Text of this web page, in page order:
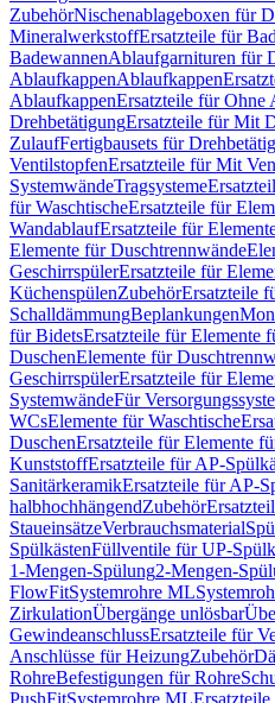
ZubehörNischenablageboxen für
MineralwerkstoffErsatzteile für
BadewannenAblaufgarnituren für
AblaufkappenAblaufkappen
AblaufkappenErsatzteile für Ohne
DrehbetätigungErsatzteile für Mit
ZulaufFertigbausets für
VentilstopfenErsatzteile für Mit
SystemwändeTragsysteme
für WaschtischeErsatzteile für
WandablaufErsatzteile für
Elemente für Duschtrennwände
GeschirrspülerErsatzteile für
KüchenspülenZubehörErsatzteile
SchalldämmungBeplankungen
für BidetsErsatzteile für Elemente
DuschenElemente für
GeschirrspülerErsatzteile für
SystemwändeFür
WCsElemente für Waschtische
DuschenErsatzteile für Elemente
KunststoffErsatzteile für AP-
SanitärkeramikErsatzteile für AP-
halbhochhängendZubehör
StaueinsätzeVerbrauchsmaterial
SpülkästenFüllventile für UP-
1-Mengen-Spülung2-Mengen-
FlowFitSystemrohre ML
ZirkulationÜbergänge unlösbar
GewindeanschlussErsatzteile für
Anschlüsse für HeizungZubehör
RohreBefestigungen für Rohre
PushFitSystemrohre ML